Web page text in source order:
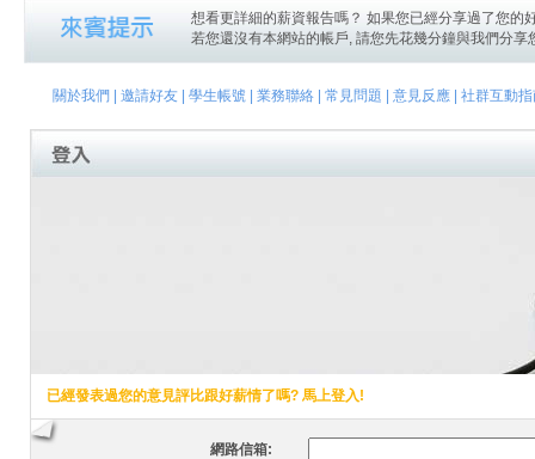
想看更詳細的薪資報告嗎？ 如果您已經分享過了您的
若您還沒有本網站的帳戶, 請您先花幾分鐘與我們分
關於我們 邀請好友| 學生帳號| 業務聯絡| 常見問題 意見反應| 社群互動指
已經發表過您的意見評比跟好薪情了嗎? 馬上登入!
網路信箱: